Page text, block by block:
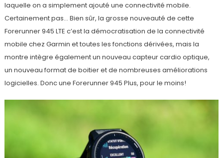
laquelle on a simplement ajouté une connectivité mobile.
Certainement pas… Bien sûr, la grosse nouveauté de cette
Forerunner 945 LTE c’est la démocratisation de la connectivité
mobile chez Garmin et toutes les fonctions dérivées, mais la
montre intègre également un nouveau capteur cardio optique,
un nouveau format de boitier et de nombreuses améliorations
logicielles. Donc une Forerunner 945 Plus, pour le moins!